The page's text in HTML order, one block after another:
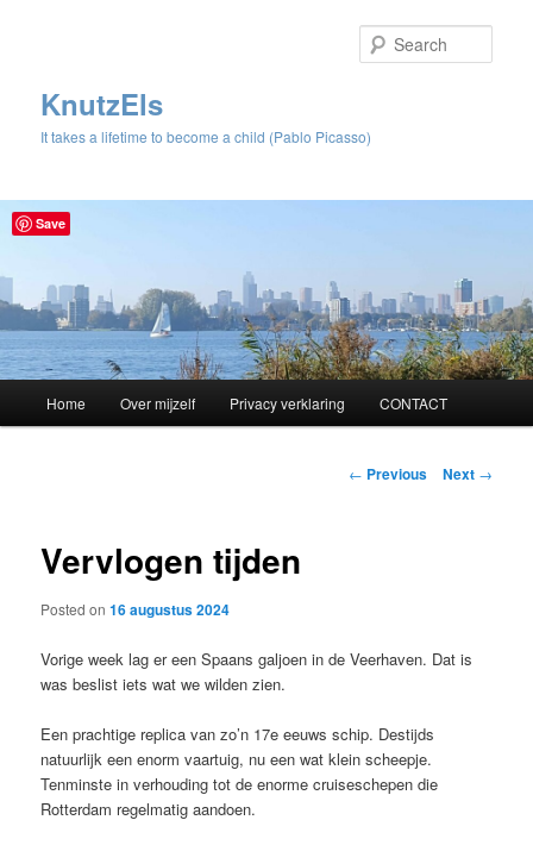
KnutzEls
It takes a lifetime to become a child (Pablo Picasso)
Skip
content
Home Over mijzelf Privacy verklaring CONTACT
Post
← Previous Next →
Vervlogen tijden
Posted on16 augustus 2024
Vorige week lag er een Spaans galjoen in de Veerhaven. Dat is
was beslist iets wat we wilden zien.
Een prachtige replica van zo’n 17e eeuws schip. Destijds
natuurlijk een enorm vaartuig, nu een wat klein scheepje.
Tenminste in verhouding tot de enorme cruiseschepen die
Rotterdam regelmatig aandoen.
Save